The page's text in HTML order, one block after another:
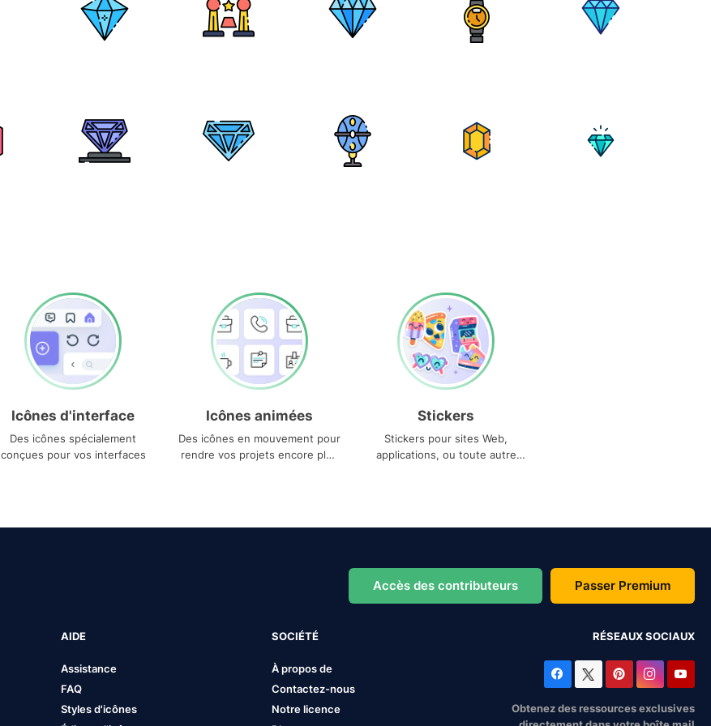
Icônes d'interface
Des icônes spécialement
conçues pour vos interfaces
Icônes animées
Des icônes en mouvement pour
rendre vos projets encore plus
Stickers
Stickers pour sites Web,
applications, ou toute autre
Accès des contributeurs Passer Premium
AIDE
Assistance
FAQ
Styles d'icônes
SOCIÉTÉ
À propos de
Contactez-nous
Notre licence
RÉSEAUX SOCIAUX
Obtenez des ressources exclusives